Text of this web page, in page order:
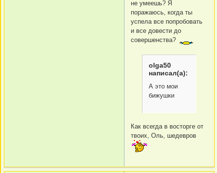
не умеешь? Я
поражаюсь, когда ты
успела все попробовать
и все довести до
совершенства?
olga50
написал(а):
А это мои
бижушки
Как всегда в восторге от
твоих, Оль, шедевров